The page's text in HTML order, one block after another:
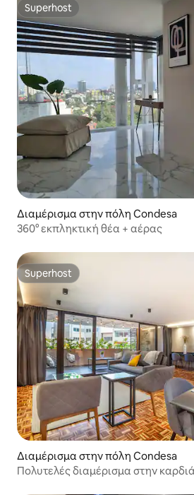
Superhost
Superhost
Διαμέρισμα στην πόλη Condesa
360° εκπληκτική θέα + αέρας
Superhost
Superhost
Διαμέρισμα στην πόλη Condesa
Πολυτελές διαμέρισμα στην